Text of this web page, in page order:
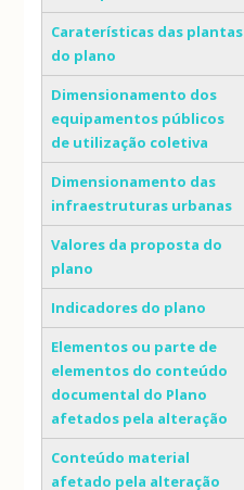
Caraterísticas das plantas
do plano
Dimensionamento dos
equipamentos públicos
de utilização coletiva
Dimensionamento das
infraestruturas urbanas
Valores da proposta do
plano
Indicadores do plano
Elementos ou parte de
elementos do conteúdo
documental do Plano
afetados pela alteração
Conteúdo material
afetado pela alteração